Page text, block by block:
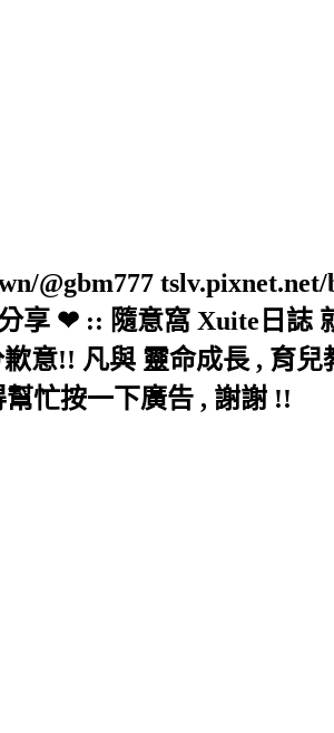
@gbm777 tslv.pixnet.net/
享 ❤ :: 隨意窩 Xuite日誌
意!! 凡與 靈命成長 , 育
忙按一下廣告 , 謝謝 !!